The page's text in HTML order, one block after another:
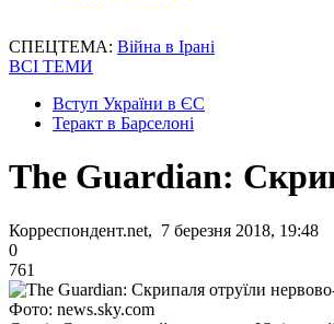
СПЕЦТЕМА: Війна в Ірані
ВСІ ТЕМИ
Вступ України в ЄС
Теракт в Барселоні
The Guardian:
Корреспондент.net, 7 березня 2018, 19:48
0
761
Фото: news.sky.com